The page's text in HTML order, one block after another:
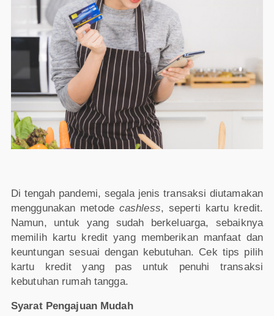
Di tengah pandemi, segala jenis transaksi diutamakan
menggunakan metode cashless, seperti kartu kredit.
Namun, untuk yang sudah berkeluarga, sebaiknya
memilih kartu kredit yang memberikan manfaat dan
keuntungan sesuai dengan kebutuhan. Cek tips pilih
kartu kredit yang pas untuk penuhi transaksi
kebutuhan rumah tangga.
Syarat Pengajuan Mudah